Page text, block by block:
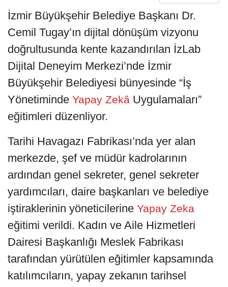
İzmir Büyükşehir Belediye Başkanı Dr.
Cemil Tugay’ın dijital dönüşüm vizyonu
doğrultusunda kente kazandırılan İzLab
Dijital Deneyim Merkezi’nde İzmir
Büyükşehir Belediyesi bünyesinde “İş
Yönetiminde Yapay Zekâ Uygulamaları”
eğitimleri düzenliyor.
Tarihi Havagazı Fabrikası’nda yer alan
merkezde, şef ve müdür kadrolarının
ardından genel sekreter, genel sekreter
yardımcıları, daire başkanları ve belediye
iştiraklerinin yöneticilerine Yapay Zeka
eğitimi verildi. Kadın ve Aile Hizmetleri
Dairesi Başkanlığı Meslek Fabrikası
tarafından yürütülen eğitimler kapsamında
katılımcıların, yapay zekanın tarihsel